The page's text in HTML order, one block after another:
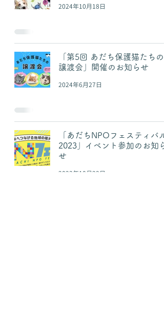
2024年10月18日
「第5回 あだち保護猫たちの
譲渡会」開催のお知らせ
2024年6月27日
「あだちNPOフェスティバル
2023」イベント参加のお知ら
せ
2023年10月22日